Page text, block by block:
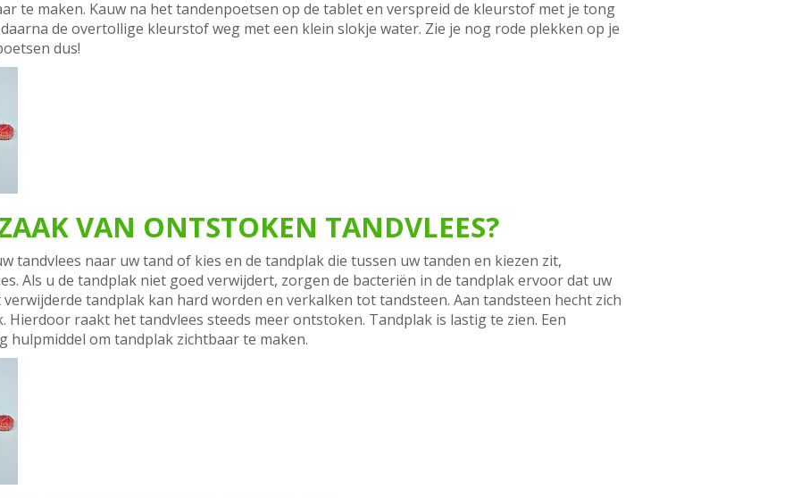
te maken. Kauw na het tandenpoetsen op de tablet en verspreid de kleurstof met je tong
de overtollige kleurstof weg met een klein slokje water. Zie je nog rode plekken op je
dus!
VAN ONTSTOKEN TANDVLEES?
tandvlees naar uw tand of kies en de tandplak die tussen uw tanden en kiezen zit,
Als u de tandplak niet goed verwijdert, zorgen de bacteriën in de tandplak ervoor dat uw
tandplak kan hard worden en verkalken tot tandsteen. Aan tandsteen hecht zich
Hierdoor raakt het tandvlees steeds meer ontstoken. Tandplak is lastig te zien. Een
hulpmiddel om tandplak zichtbaar te maken.